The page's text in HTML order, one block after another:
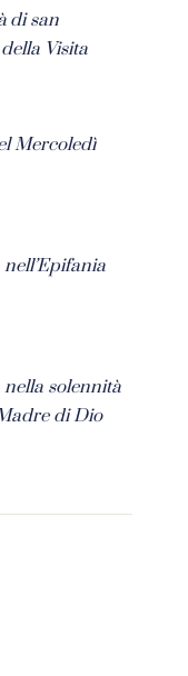
di san
Visita
Mercoledì
nell’Epifania
nella solennità
di Dio